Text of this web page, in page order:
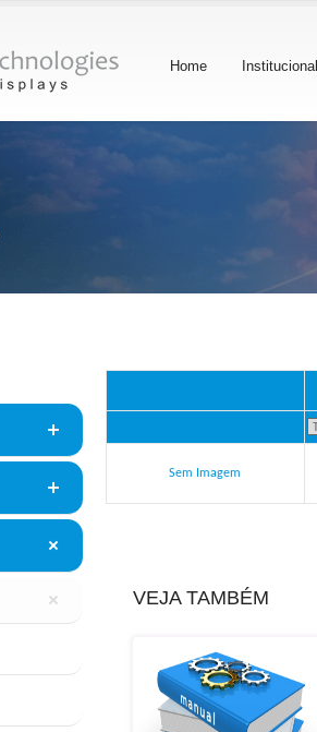
Home Institucional
Sem Imagem
VEJA TAMBÉM